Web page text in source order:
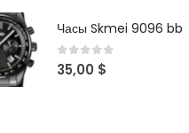
Часы Skmei 9096 bb
0out of 5
35,00 $